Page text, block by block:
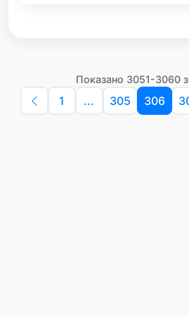
Показано 3051-3060 з
1 ... 305 306